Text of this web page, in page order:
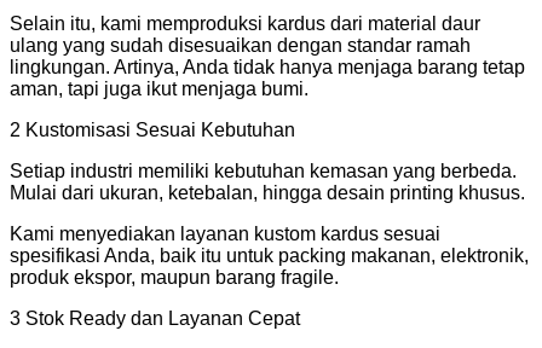
Selain itu, kami memproduksi kardus dari material daur
ulang yang sudah disesuaikan dengan standar ramah
lingkungan. Artinya, Anda tidak hanya menjaga barang tetap
aman, tapi juga ikut menjaga bumi.
2 Kustomisasi Sesuai Kebutuhan
Setiap industri memiliki kebutuhan kemasan yang berbeda.
Mulai dari ukuran, ketebalan, hingga desain printing khusus.
Kami menyediakan layanan kustom kardus sesuai
spesifikasi Anda, baik itu untuk packing makanan, elektronik,
produk ekspor, maupun barang fragile.
3 Stok Ready dan Layanan Cepat